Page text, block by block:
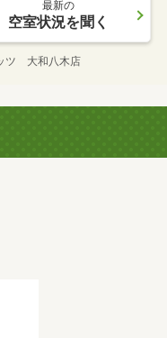
最新の
空室状況を聞く
ツ 大和八木店